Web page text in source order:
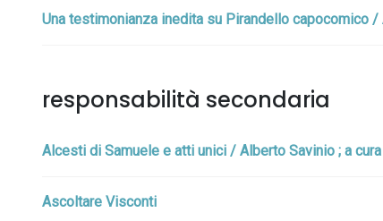
Una testimonianza inedita su Pirandello capocomico
responsabilità secondaria
Alcesti di Samuele e atti unici / Alberto Savinio ; a
Ascoltare Visconti